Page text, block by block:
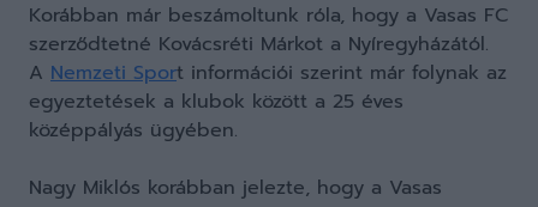
Korábban már beszámoltunk róla, hogy a Vasas FC
szerződtetné Kovácsréti Márkot a Nyíregyházától.
A Nemzeti Sport információi szerint már folynak az
egyeztetések a klubok között a 25 éves
középpályás ügyében.
Nagy Miklós korábban jelezte, hogy a Vasas